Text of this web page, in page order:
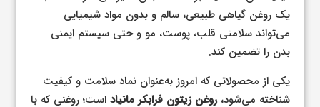
یک روغن گیاهی طبیعی، سالم و بدون مواد شیمیایی
می‌تواند سلامتی قلب، پوست، مو و حتی سیستم ایمنی
بدن را تضمین کند.
یکی از محصولاتی که امروز به‌عنوان نماد سلامت و کیفیت
شناخته می‌شود،روغن زیتون فرابکر مانیاد است؛ روغنی که با